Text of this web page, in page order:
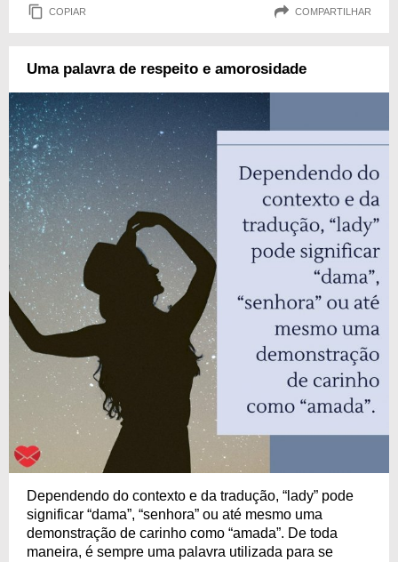
COPIAR COMPARTILHAR
Uma palavra de respeito e amorosidade
Dependendo do contexto e da tradução, “lady” pode
significar “dama”, “senhora” ou até mesmo uma
demonstração de carinho como “amada”. De toda
maneira, é sempre uma palavra utilizada para se